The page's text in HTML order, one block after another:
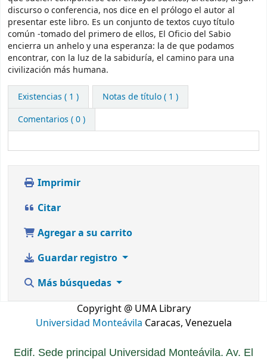
discurso o conferencia, nos dice en el prólogo el autor al
presentar este libro. Es un conjunto de textos cuyo título
común -tomado del primero de ellos, El Oficio del Sabio
encierra un anhelo y una esperanza: la de que podamos
encontrar, con la luz de la sabiduría, el camino para una
civilización más humana.
Existencias ( 1 )
Notas de título ( 1 )
Comentarios ( 0 )
Imprimir
Citar
Agregar a su carrito
Guardar registro
Más búsquedas
Copyright @ UMA Library
Universidad Monteávila Caracas, Venezuela
Edif. Sede principal Universidad Monteávila. Av. El